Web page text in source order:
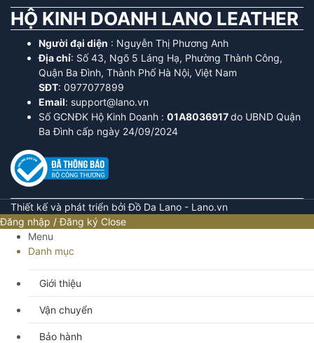
HỘ KINH DOANH LANO LEATHER
Người đại diện : Nguyễn Thị Phương Anh
Địa chỉ: Số 43, Ngõ 5 Láng Hạ, Phường Thành Công,
Quận Ba Đình, Thành Phố Hà Nội, Việt Nam
SĐT: 0977077899
Email: support@lano.vn
Số GCNĐK Hộ Kinh Doanh : 01A8036917do UBND Quận
Ba Đình cấp ngày 24/09/2024
Thiết kế và phát triển bởi Đồ Da Lano - Lano.vn
Đăng nhập / Đăng ký Close
Menu
Danh mục
Giới thiệu
Vận chuyển
Bảo hành